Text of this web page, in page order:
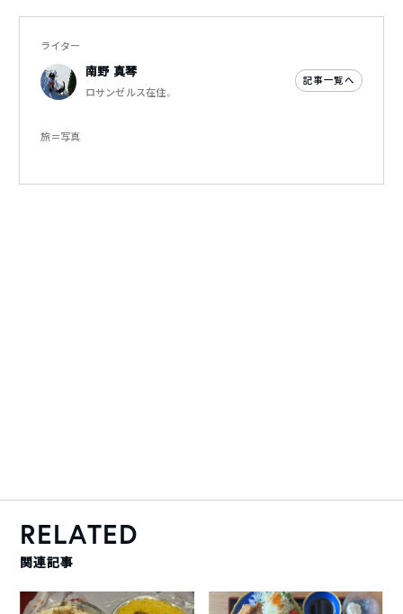
ライター
南野 真琴
ロサンゼルス在住。
記事一覧へ
旅＝写真
RELATED
関連記事